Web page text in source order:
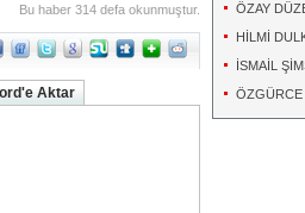
Bu haber 314 defa okunmuştur.
Aktar
ÖZAY
HİLMİ
İSMAİL
ÖZGÜRCE